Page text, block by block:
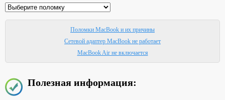
Поломки MacBook и их причины
Сетевой адаптер MacBook не работает
MacBook Air не включается
Полезная информация: